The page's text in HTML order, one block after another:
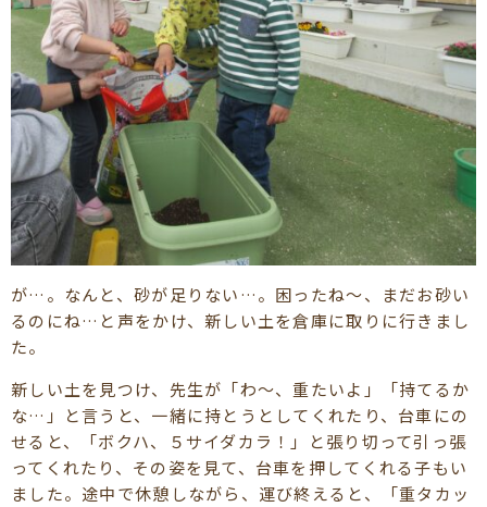
が…。なんと、砂が足りない…。困ったね～、まだお砂い
るのにね…と声をかけ、新しい土を倉庫に取りに行きまし
た。
新しい土を見つけ、先生が「わ～、重たいよ」「持てるか
な…」と言うと、一緒に持とうとしてくれたり、台車にの
せると、「ボクハ、５サイダカラ！」と張り切って引っ張
ってくれたり、その姿を見て、台車を押してくれる子もい
ました。途中で休憩しながら、運び終えると、「重タカッ